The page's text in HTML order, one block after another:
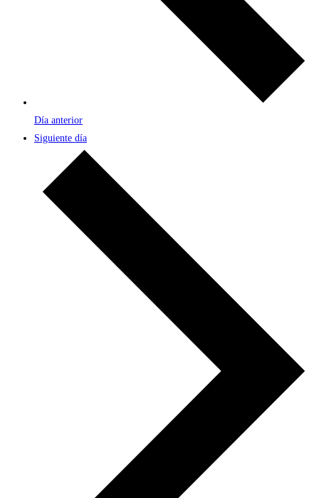
Día anterior
Siguiente día